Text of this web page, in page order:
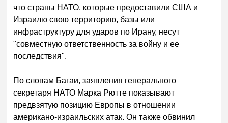
что страны НАТО, которые предоставили США и
Израилю свою территорию, базы или
инфраструктуру для ударов по Ирану, несут
"совместную ответственность за войну и ее
последствия".
По словам Багаи, заявления генерального
секретаря НАТО Марка Рютте показывают
предвзятую позицию Европы в отношении
американо-израильских атак. Он также обвинил